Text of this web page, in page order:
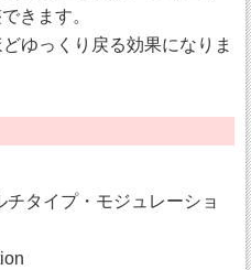
きます。
ゆっくり戻る効果になりま
チタイプ・モジュレーショ